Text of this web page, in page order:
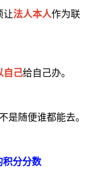
让法人本人作为联
自己给自己办。
是随便谁都能去。
积分分数